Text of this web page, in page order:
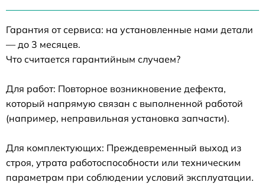
Гарантия от сервиса: на установленные нами детали
— до 3 месяцев.
Что считается гарантийным случаем?
Для работ: Повторное возникновение дефекта,
который напрямую связан с выполненной работой
(например, неправильная установка запчасти).
Для комплектующих: Преждевременный выход из
строя, утрата работоспособности или техническим
параметрам при соблюдении условий эксплуатации.